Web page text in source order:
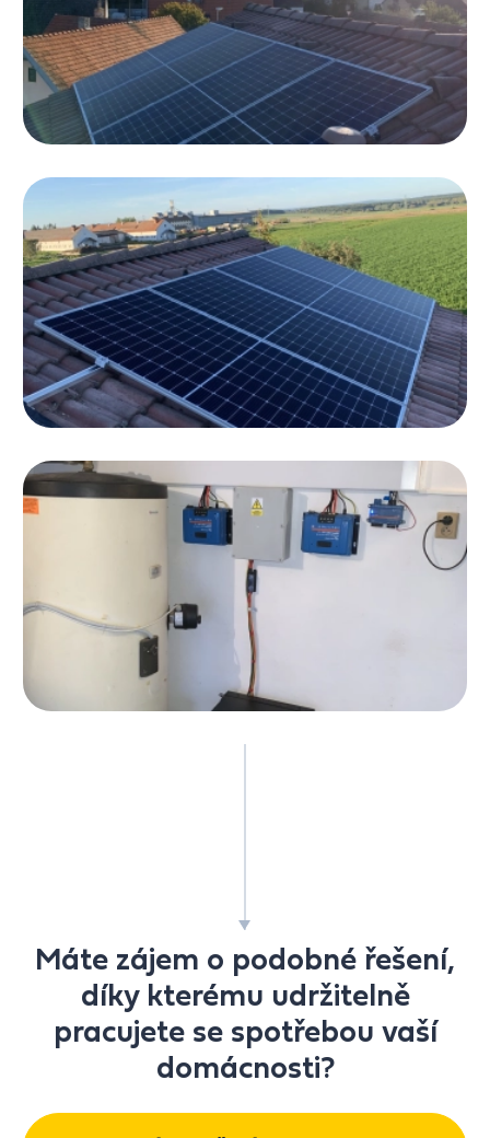
Máte zájem o podobné řešení,
díky kterému udržitelně
pracujete se spotřebou vaší
domácnosti?